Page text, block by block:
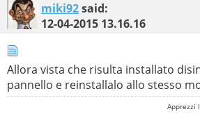
miki92said:
12-04-2015 13.16.16
Allora vista che risulta installato
pannello e reinstallalo allo stesso
Apprezzi